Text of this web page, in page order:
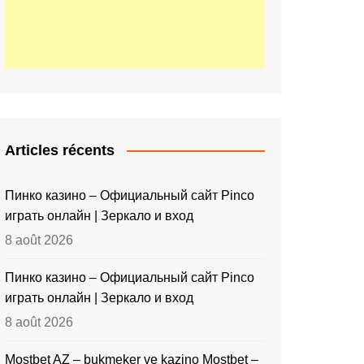
Articles récents
Пинко казино – Официальный сайт Pinco
играть онлайн | Зеркало и вход
8 août 2026
Пинко казино – Официальный сайт Pinco
играть онлайн | Зеркало и вход
8 août 2026
Mostbet AZ – bukmeker ve kazino Mostbet –